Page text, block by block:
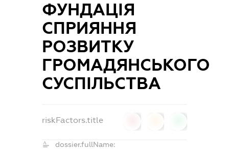
ФУНДАЦІЯ
СПРИЯННЯ
РОЗВИТКУ
ГРОМАДЯНСЬКОГО
СУСПІЛЬСТВА
riskFactors.title
dossier.fullName: